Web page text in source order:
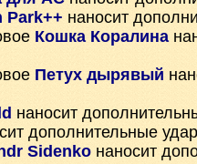
Park++ наносит
Кошка Коралина
Петух дырявый
наносит
дополнительные
Sidenko наносит